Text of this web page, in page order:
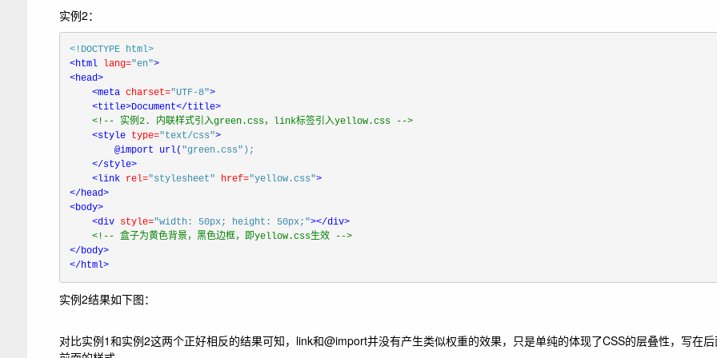
实例2：
<!DOCTYPE html >
<html lang="en" >
<head>
<meta charset="UTF-8">
<title>Document</title>
<!-- 实例2. 内联样式引入green.css，link标签引入yellow.css -->
<style type="text/css">
@import url( "green.css" ) ;
</style>
<link rel="stylesheet" href="yellow.css" >
</
head>
<body>
<div style="width: 50px; height: 50px;"></div>
<!-- 盒子为黄色背景，黑色边框，即yellow.css生效 -->
</
body>
</html>
实例2结果如下图：
对比实例1和实例2这两个正好相反的结果可知， link和@import并没有产生类似权重的效果，只是单纯的体现了CSS的层叠性，写在